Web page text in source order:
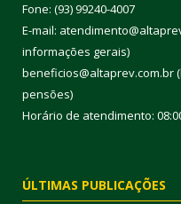
Fone: (93) 99240-4007
E-mail:
informações gerais)
beneficios@altaprev.com.br
pensões)
Horário de atendimento:
ÚLTIMAS PUBLICAÇÕES